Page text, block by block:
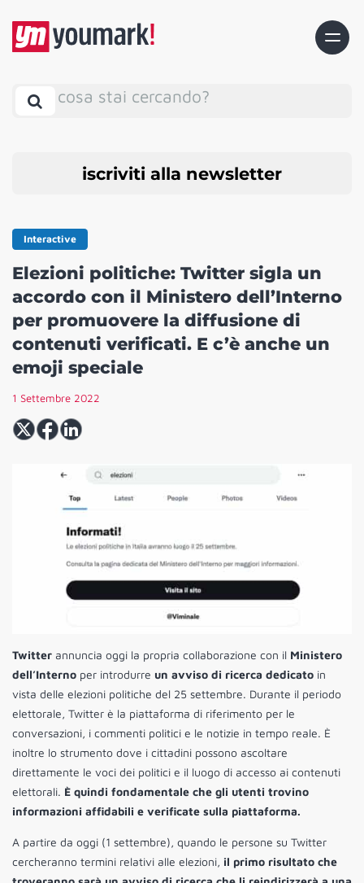
cosa stai cercando?
iscriviti alla newsletter
Interactive
Elezioni politiche: Twitter sigla un
accordo con il Ministero dell’Interno
per promuovere la diffusione di
contenuti verificati. E c’è anche un
emoji speciale
1 Settembre 2022
Twitter annuncia oggi la propria collaborazione con il Ministero
dell’Interno per introdurre un avviso di ricerca dedicato in
vista delle elezioni politiche del 25 settembre. Durante il periodo
elettorale, Twitter è la piattaforma di riferimento per le
conversazioni, i commenti politici e le notizie in tempo reale. È
inoltre lo strumento dove i cittadini possono ascoltare
direttamente le voci dei politici e il luogo di accesso ai contenuti
elettorali. È quindi fondamentale che gli utenti trovino
informazioni affidabili e verificate sulla piattaforma.
A partire da oggi (1 settembre), quando le persone su Twitter
cercheranno termini relativi alle elezioni, il primo risultato che